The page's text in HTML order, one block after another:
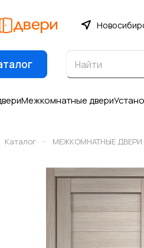
Межкомнатные двери
Каталог – МЕЖКОМНАТНЫЕ ДВЕРИ